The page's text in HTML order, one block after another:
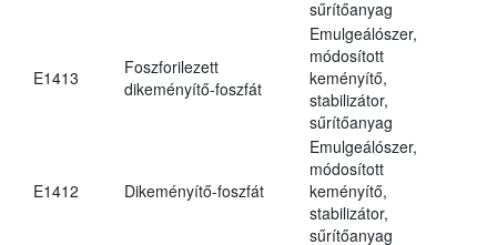
sűrítőanyag
E1413
Foszforilezett
dikeményítő-foszfát
Emulgeálószer,
módosított
keményítő,
stabilizátor,
sűrítőanyag
E1412 Dikeményítő-foszfát
Emulgeálószer,
módosított
keményítő,
stabilizátor,
sűrítőanyag